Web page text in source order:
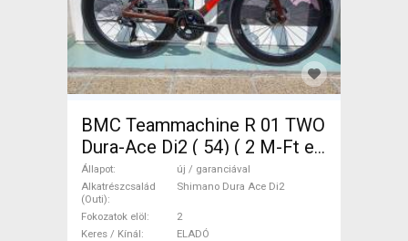
BMC Teammachine R 01 TWO
Dura-Ace Di2 ( 54) ( 2 M-Ft e
Országúti Shimano Dura Ace
Di2 tárcsafék új / garanciával
ELADÓ
Állapot
új / garanciával
Alkatrészcsalád
(Outi)
Shimano Dura Ace Di2
Fokozatok elöl
2
Keres / Kínál
ELADÓ